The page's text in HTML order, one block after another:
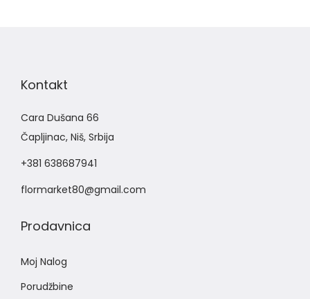
Kontakt
Cara Dušana 66
Čapljinac, Niš, Srbija
+381 638687941
flormarket80@gmail.com
Prodavnica
Moj Nalog
Porudžbine